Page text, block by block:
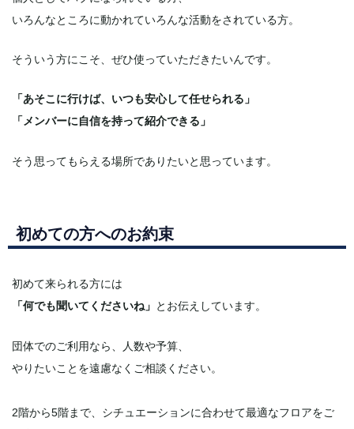
いろんなところに動かれていろんな活動をされている方。
そういう方にこそ、ぜひ使っていただきたいんです。
「あそこに行けば、いつも安心して任せられる」
「メンバーに自信を持って紹介できる」
そう思ってもらえる場所でありたいと思っています。
初めての方へのお約束
初めて来られる方には
「何でも聞いてくださいね」 とお伝えしています。
団体でのご利用なら、人数や予算、
やりたいことを遠慮なくご相談ください。
2階から5階まで、シチュエーションに合わせて最適なフロアをご